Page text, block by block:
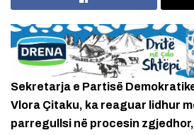
Sekretarja e Partisë
Vlora Çitaku, ka reaguar lidhur
parregullsi në procesin